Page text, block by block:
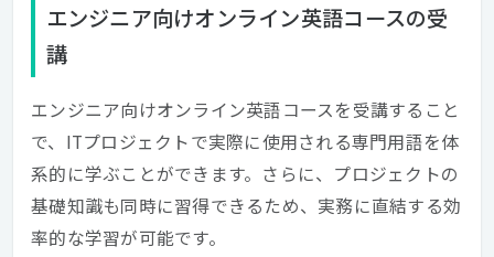
エンジニア向けオンライン英語コースの受
講
エンジニア向けオンライン英語コースを受講すること
で、ITプロジェクトで実際に使用される専門用語を体
系的に学ぶことができます。さらに、プロジェクトの
基礎知識も同時に習得できるため、実務に直結する効
率的な学習が可能です。